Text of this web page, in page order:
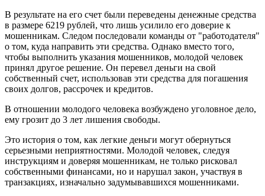
В результате на его счет были переведены денежные средства
в размере 6219 рублей, что лишь усилило его доверие к
мошенникам. Следом последовали команды от "работодателя"
о том, куда направить эти средства. Однако вместо того,
чтобы выполнить указания мошенников, молодой человек
принял другое решение. Он перевел деньги на свой
собственный счет, использовав эти средства для погашения
своих долгов, рассрочек и кредитов.
В отношении молодого человека возбуждено уголовное дело,
ему грозит до 3 лет лишения свободы.
Это история о том, как легкие деньги могут обернуться
серьезными неприятностями. Молодой человек, следуя
инструкциям и доверяя мошенникам, не только рисковал
собственными финансами, но и нарушал закон, участвуя в
транзакциях, изначально задумывавшихся мошенниками.